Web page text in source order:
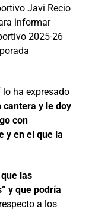
Javi Recio
informar
2025-26
ha expresado
cantera y le doy
con
y en el que la
las
y que podría
a los